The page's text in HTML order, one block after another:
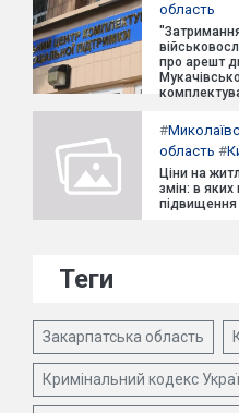
область
про арешт
#
область #
Ціни на
змін: в яких
підвищення
Теги
Закарпатська область
Кримінальний кодекс